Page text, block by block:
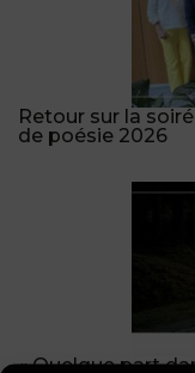
Retour sur la
de poésie 2026
« Quelque part